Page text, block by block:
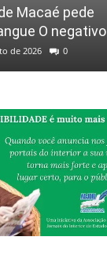
Macaé pede
O negativo
de 2026 0